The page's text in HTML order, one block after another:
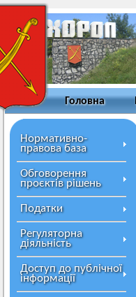
Головна
Нормативно-
правова база
Обговорення
проєктів рішень
Податки
Регуляторна
діяльність
Доступ до публічної
інформації